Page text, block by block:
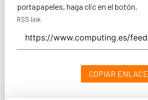
portapapeles, haga clic en el botón.
RSS link
COPIAR ENLACE